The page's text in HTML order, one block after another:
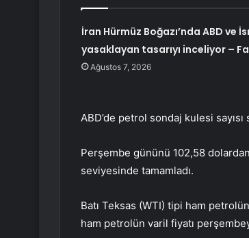
İran Hürmüz Boğazı’nda ABD ve
yasaklayan tasarıyı inceliyor –
Ağustos 7, 2026
ABD’de petrol sondaj kulesi
Perşembe gününü 102,58
seviyesinde tamamladı.
Batı Teksas (WTI) tipi ham
ham petrolün varil fiyatı